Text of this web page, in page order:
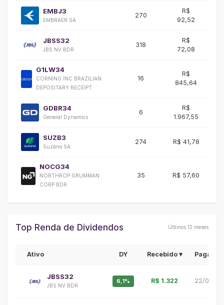
EMBJ3
EMBRAER SA
270
R$
92,52
JBSS32
JBS NV BDR
318
R$
72,08
G1LW34
CORNING INC BRAZILIAN
DEPOSITARY RECEIPT
16
R$
845,64
GDBR34
General Dynamics
6
R$
1.967,55
SUZB3
Suzano SA
274 R$ 41,78
NOCG34
NORTHROP GRUMMAN
CORP BDR
35 R$ 57,60
Top Renda de Dividendos Últimos 12 meses
Ativo DY Recebido ▾
JBSS32
JBS NV BDR
6,1% R$ 1.322 22/06/